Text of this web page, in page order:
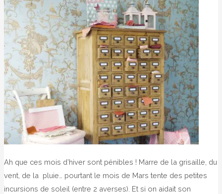
Ah que ces mois d’hiver sont pénibles ! Marre de la grisaille, du
vent, de la pluie… pourtant le mois de Mars tente des petites
incursions de soleil (entre 2 averses). Et si on aidait son